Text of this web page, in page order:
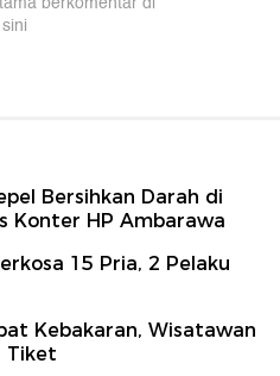
Bersihkan Darah di
Konter HP Ambarawa
15 Pria, 2 Pelaku
Kebakaran, Wisatawan
Tiket